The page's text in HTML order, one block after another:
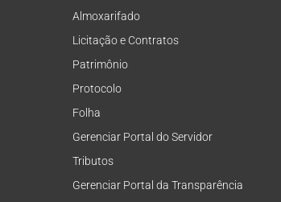
Almoxarifado
Licitação e Contratos
Patrimônio
Protocolo
Folha
Gerenciar Portal do Servidor
Tributos
Gerenciar Portal da Transparência